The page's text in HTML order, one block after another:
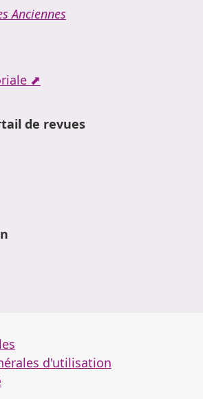
Anciennes
⬈
de revues
d'utilisation